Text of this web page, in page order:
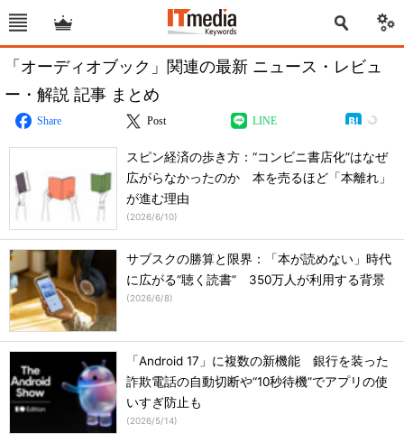
「オーディオブック」関連の最新 ニュース・レビュ
ー・解説 記事 まとめ
Share Post LINE
スピン経済の歩き方：“コンビニ書店化”はなぜ
広がらなかったのか 本を売るほど「本離れ」
が進む理由
(2026/6/10)
サブスクの勝算と限界：「本が読めない」時代
に広がる“聴く読書” 350万人が利用する背景
(2026/6/8)
「Android 17」に複数の新機能 銀行を装った
詐欺電話の自動切断や“10秒待機”でアプリの使
いすぎ防止も
(2026/5/14)